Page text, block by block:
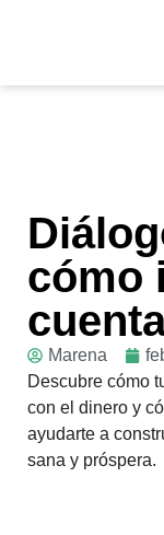
cómo
Marena
Descubre cómo
con el dinero y
ayudarte a
sana y próspera.